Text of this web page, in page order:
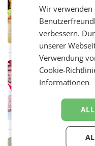
Über
Altstoff
RETAIL
in
RETAIL
Wir verwenden
verbessern.
unserer
Verwendung
Cookie-
Informationen